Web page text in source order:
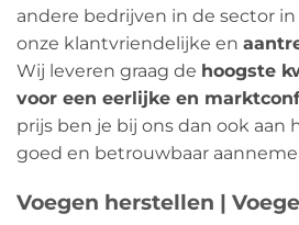
andere bedrijven in de sector
onze klantvriendelijke en
Wij leveren graag de hoogste
voor een eerlijke en
prijs ben je bij ons dan ook aan
goed en betrouwbaar
Voegen herstellen |